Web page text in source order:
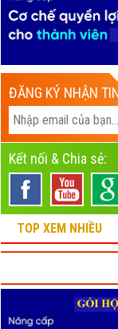
ĐĂNG KÝ NHẬN
Kết nối & Chia sẻ:
TOP XEM NHIỀU